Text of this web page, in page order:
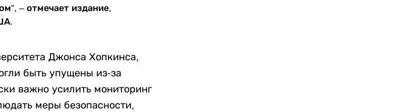
– отмечает издание,
Джонса Хопкинса,
быть упущены из-за
важно усилить мониторинг
меры безопасности,